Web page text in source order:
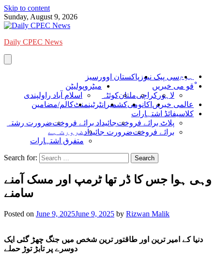
Skip to content
Sunday, August 9, 2026
Daily CPEC News
ہومسی پیک نیوز پاکستان اوورسیز
ْقو می خبریں
لاہور کراچیملتانکوئٹہ
میٹروپولیٹن
اسلام آباد راولپندی
عالمی خبریں اکانومیکشمیر انٹرٹینمنٹکالم/مضامین
کلاسیفائڈ اشتہارات
پلاٹ برائے فروختجائیداد برائے فروختضرورت رشتہ
برائے فروختضرورت جائیدادضرورت ہے
متفرق اشتہارات
Search for:
وہی ہوا جس کا ڈر تھا ٹرمپ اور مسک آمنے
سامنے
Posted on June 9, 2025June 9, 2025 by Rizwan Malik
دنیا کے امیر ترین اور طاقتور ترین شخص میں جنگ چھڑ گئی ایک
دوسرے پر تابڑ توڑ حملے